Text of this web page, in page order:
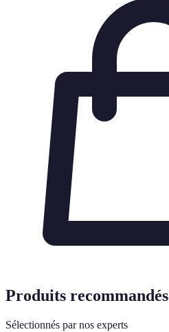
Produits recommandés
Sélectionnés par nos experts